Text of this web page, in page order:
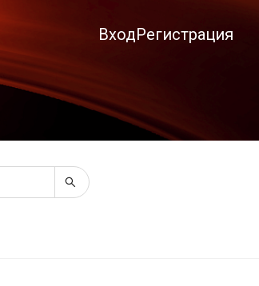
ВходРегистрация